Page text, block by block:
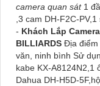
camera quan sát 1
,3 cam DH-F2C-
- Khách Lắp
BILLIARDS Địa điểm
văn, ninh bình Sử
kabe KX-A8124N2,1
Dahua DH-H5D-